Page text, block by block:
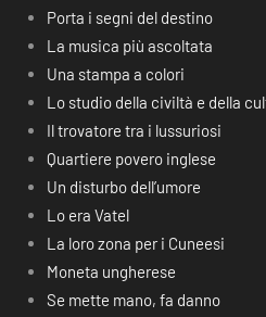
Porta i segni del destino
La musica più ascoltata
Una stampa a colori
Lo studio della civiltà e della
Il trovatore tra i lussuriosi
Quartiere povero inglese
Un disturbo dell’umore
Lo era Vatel
La loro zona per i Cuneesi
Moneta ungherese
Se mette mano, fa danno